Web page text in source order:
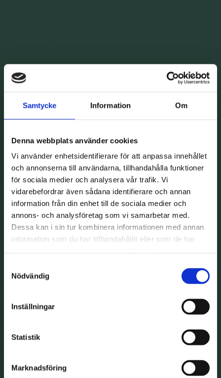
Samtycke Information Om
Denna webbplats använder cookies
Vi använder enhetsidentifierare för att anpassa innehållet
och annonserna till användarna, tillhandahålla funktioner
för sociala medier och analysera vår trafik. Vi
vidarebefordrar även sådana identifierare och annan
information från din enhet till de sociala medier och
annons- och analysföretag som vi samarbetar med.
Dessa kan i sin tur kombinera informationen med annan
information som du har tillhandahållit eller som de har
Nödvändig
Inställningar
Statistik
Marknadsföring